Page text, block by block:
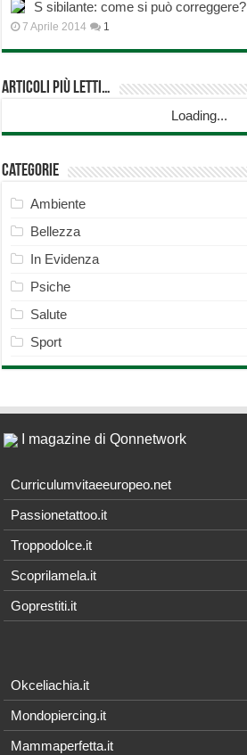
S sibilante: come si può correggere?
7 Aprile 2014 1
Articoli più Letti…
Loading...
Categorie
Ambiente
Bellezza
In Evidenza
Psiche
Salute
Sport
I magazine di Qonnetwork
Curriculumvitaeeuropeo.net
Passionetattoo.it
Troppodolce.it
Scoprilamela.it
Goprestiti.it
Okceliachia.it
Mondopiercing.it
Mammaperfetta.it